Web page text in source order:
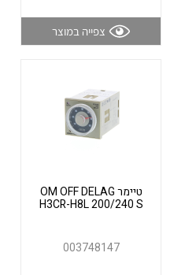
לכל מוצרי היצרן
לכל מוצרי היצרן
צפייה במוצר
טיימר OM OFF DELAG
H3CR-H8L 200/240 S
003748147